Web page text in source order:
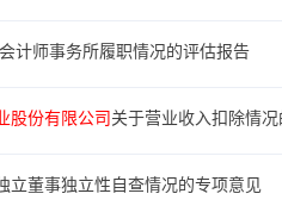
计师事务所履职情况的评估报告
股份有限公司关于营业收入扣除情
立董事独立性自查情况的专项意见